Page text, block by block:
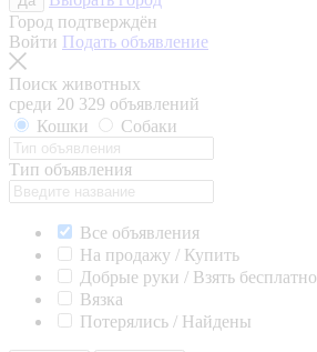
Город подтверждён
Войти Подать объявление
Поиск животных
среди 20 329 объявлений
Кошки
Собаки
Тип объявления
Все объявления
На продажу / Купить
Добрые руки / Взять бесплатно
Вязка
Потерялись / Найдены